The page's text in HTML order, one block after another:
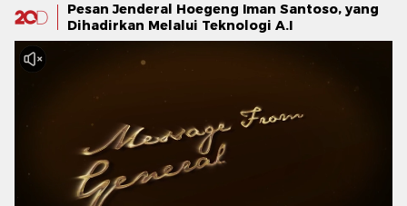
Pesan Jenderal Hoegeng Iman Santoso, yang
Dihadirkan Melalui Teknologi A.I